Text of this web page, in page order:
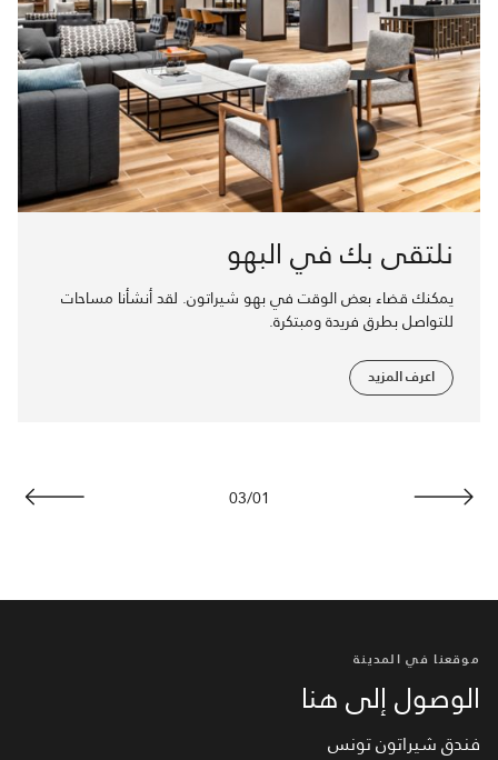
نلتقى بك في البهو
يمكنك قضاء بعض الوقت في بهو شيراتون. لقد أنشأنا مساحات
للتواصل بطرق فريدة ومبتكرة.
اعرف المزيد
01
/
03
موقعنا في المدينة
الوصول إلى هنا
فندق شيراتون تونس